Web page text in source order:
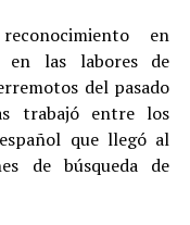
en
en las labores de
del pasado
trabajó entre los
que llegó al
de búsqueda de